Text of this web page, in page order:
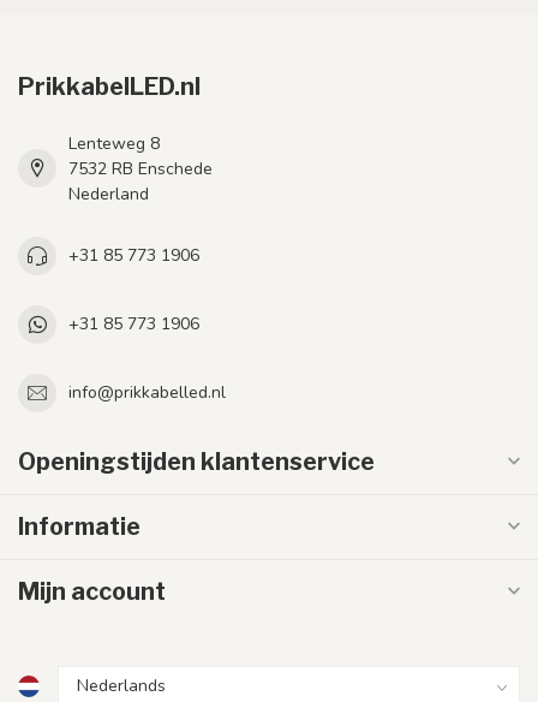
PrikkabelLED.nl
Lenteweg 8
7532 RB Enschede
Nederland
+31 85 773 1906
+31 85 773 1906
info@prikkabelled.nl
Openingstijden klantenservice
Informatie
Mijn account